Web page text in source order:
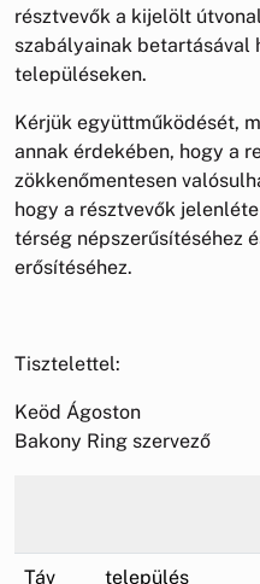
résztvevők a kijelölt
szabályainak betartásával
településeken.
Kérjük együttműködését,
annak érdekében, hogy a
zökkenőmentesen
hogy a résztvevők
térség népszerűsítéséhez
erősítéséhez.
Tisztelettel:
Keöd Ágoston
Bakony Ring szervező
Táv település